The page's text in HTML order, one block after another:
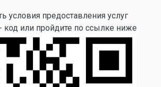
условия предоставления услуг
код или пройдите по ссылке ниже